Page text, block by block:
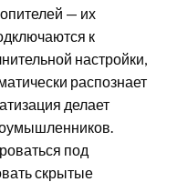
— их
к
настройки,
распознает
делает
под
скрытые